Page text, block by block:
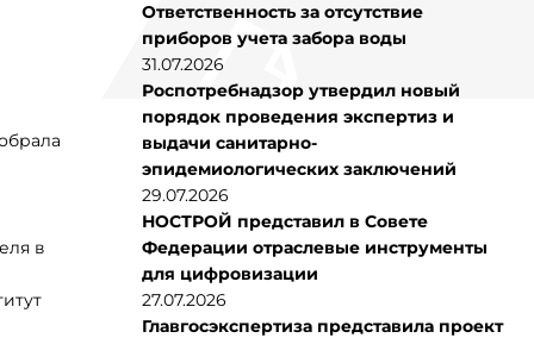
в
Ответственность за отсутствие
приборов учета забора воды
31.07.2026
Роспотребнадзор утвердил новый
порядок проведения экспертиз и
выдачи санитарно-
эпидемиологических заключений
29.07.2026
НОСТРОЙ представил в Совете
Федерации отраслевые инструменты
для цифровизации
27.07.2026
Главгосэкспертиза представила проект